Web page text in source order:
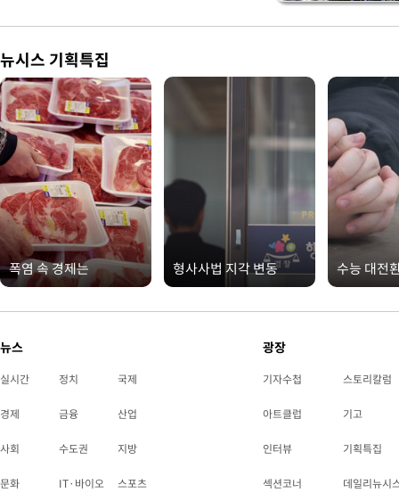
뉴시스 기획특집
폭염 속 경제는 형사사법 지각 변동 수능 대전
뉴스
실시간 정치 국제
경제 금융 산업
사회 수도권 지방
문화 IT·바이오 스포츠
광장
기자수첩 스토리칼럼
아트클럽 기고
인터뷰 기획특집
섹션코너 데일리뉴시